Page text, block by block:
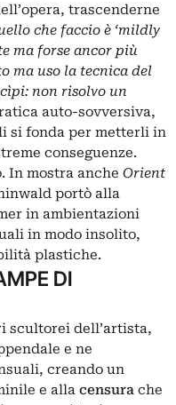
trascenderne
che faccio è ‘mildly
ma forse ancor più
ma uso la tecnica del
non risolvo un
auto-sovversiva,
si fonda per metterli in
conseguenze.
In mostra anche Orient
portò alla
in ambientazioni
in modo insolito,
plastiche.
DI
scultorei dell’artista,
e ne
creando un
e alla censura che